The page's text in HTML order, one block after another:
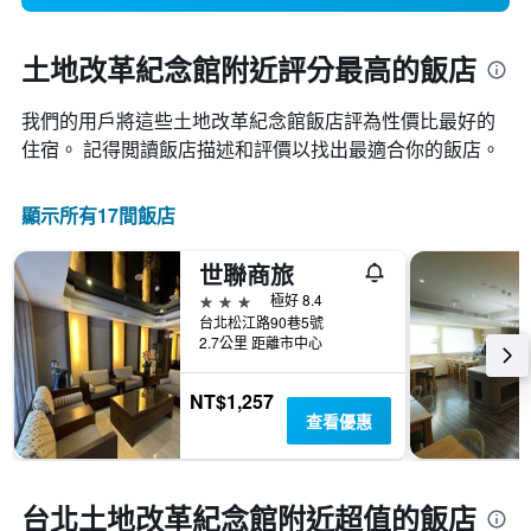
土地改革紀念館附近評分最高的飯店
我們的用戶將這些土地改革紀念館飯店評為性價比最好的
住宿。 記得閲讀飯店描述和評價以找出最適合你的飯店。
顯示所有17間飯店
世聯商旅
3星級
極好 8.4
台北松江路90巷5號
2.7公里 距離市中心
NT$1,257
查看優惠
台北土地改革紀念館附近超值的飯店